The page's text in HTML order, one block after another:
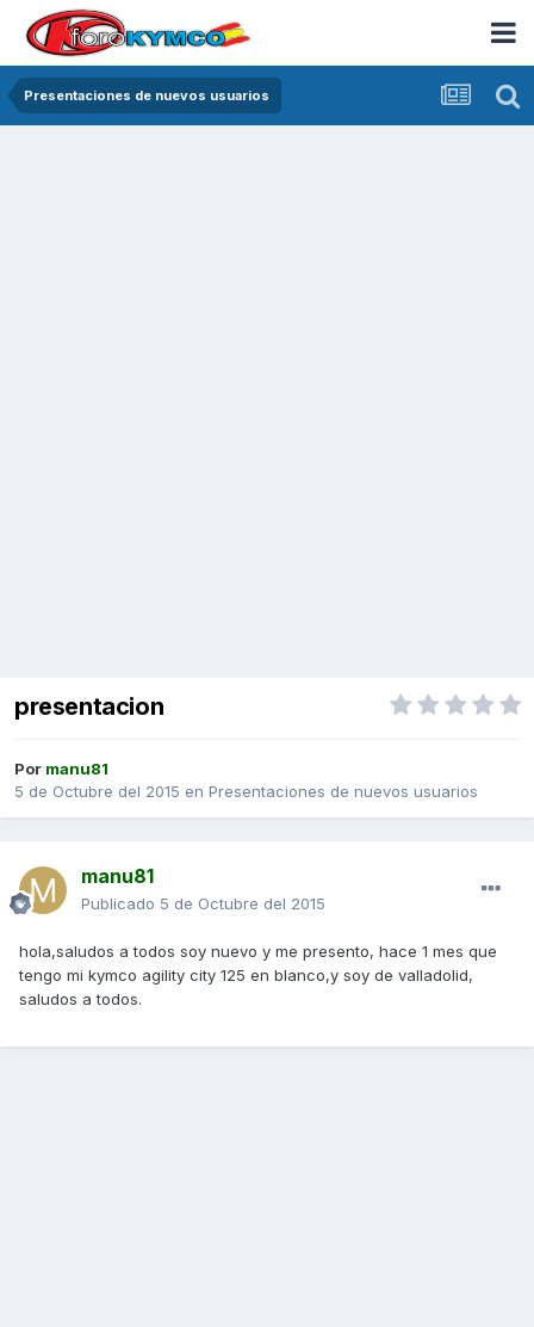
Presentaciones de nuevos usuarios
presentacion
Por manu81
5 de Octubre del 2015 en Presentaciones de nuevos usuarios
manu81
Publicado 5 de Octubre del 2015
hola,saludos a todos soy nuevo y me presento, hace 1 mes que
tengo mi kymco agility city 125 en blanco,y soy de valladolid,
saludos a todos.